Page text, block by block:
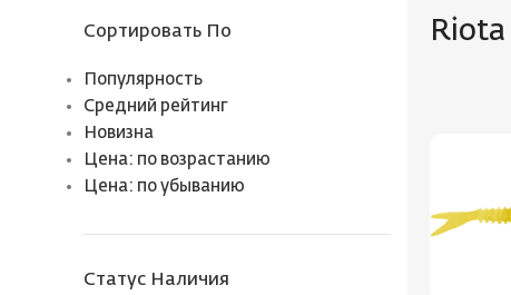
Сортировать По
Популярность
Средний рейтинг
Новизна
Цена: по возрастанию
Цена: по убыванию
Статус Наличия
Riota